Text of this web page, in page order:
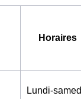
Horaires
Lundi-